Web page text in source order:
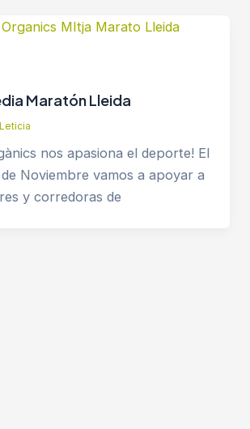
Maratón Lleida
Leticia
nos apasiona el deporte! El
Noviembre vamos a apoyar a
y corredoras de